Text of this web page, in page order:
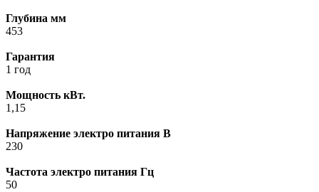
Глубина мм
453
Гарантия
1 год
Мощность кВт.
1,15
Напряжение электро питания В
230
Частота электро питания Гц
50